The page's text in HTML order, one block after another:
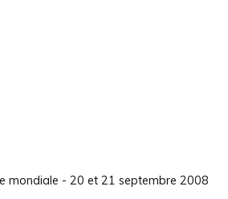
mondiale - 20 et 21 septembre 2008